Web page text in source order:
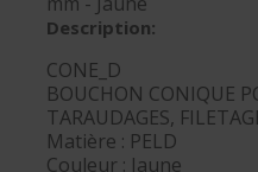
Description:
CONE_D
BOUCHON CONIQUE
TARAUDAGES,
Matière : PELD
Couleur : Jaune